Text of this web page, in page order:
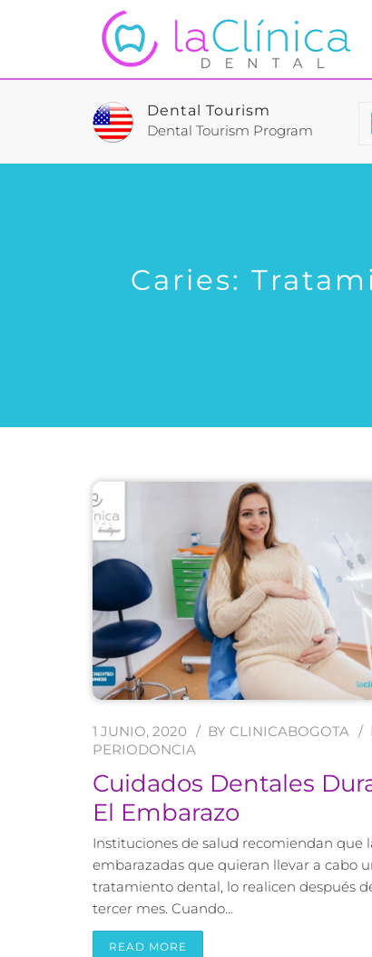
Dental Tourism
Dental Tourism Program
Caries:
1 JUNIO, 2020 BY CLINICABOGOTA
PERIODONCIA
Cuidados Dentales
El Embarazo
Instituciones de salud recomiendan que
embarazadas que quieran llevar a cabo
tratamiento dental, lo realicen después
tercer mes. Cuando…
READ MORE